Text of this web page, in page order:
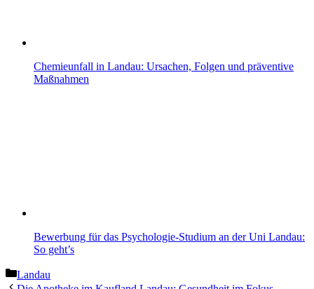
Chemieunfall in Landau: Ursachen, Folgen und präventive
Maßnahmen
Bewerbung für das Psychologie-Studium an der Uni Landau:
So geht’s
Kategorien
Landau